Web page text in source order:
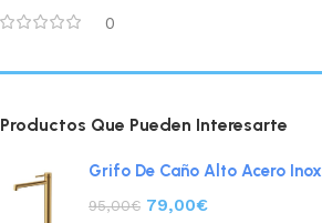
0
Productos Que Pueden Interesarte
Grifo De Caño Alto Acero
95,00€ 79,00€